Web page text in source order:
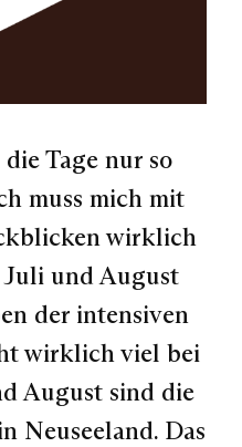
Tage nur so
muss mich mit
wirklich
Juli und August
der intensiven
wirklich viel bei
August sind die
Neuseeland. Das